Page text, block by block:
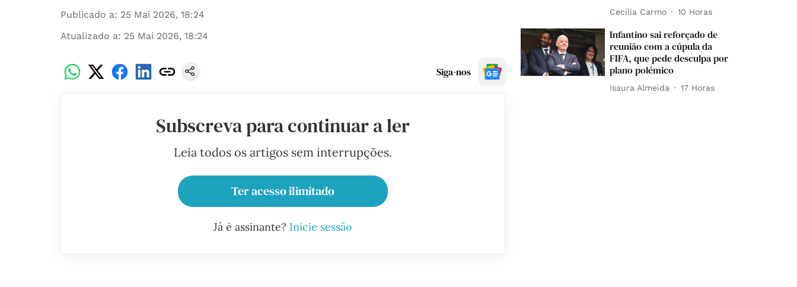
Publicado a: 25 Mai 2026, 18:24
Atualizado a: 25 Mai 2026, 18:24
Siga-nos
Subscreva para continuar a ler
Leia todos os artigos sem interrupções.
Ter acesso ilimitado
Já é assinante? Inicie sessão
Cecília Carmo 10 Horas
Infantino sai reforçado de
reunião com a cúpula da
FIFA, que pede desculpa por
plano polémico
Isaura Almeida 17 Horas